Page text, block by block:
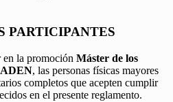
PARTICIPANTES
en la promoción Máster de los
ADEN, las personas físicas mayores
completos que acepten cumplir
en el presente reglamento.